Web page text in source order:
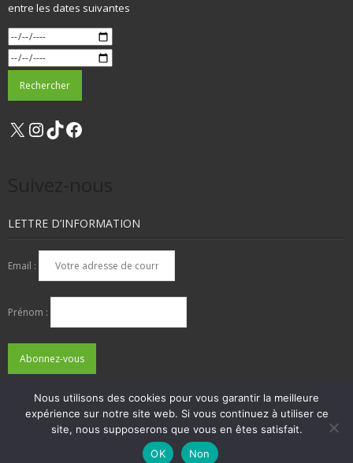
entre les dates suivantes
X Instagram
TikTok
LETTRE D’INFORMATION
Email :
Prénom :
ADHÉSIONS, DONS, CONTACT
MENTIONS LÉGALES
Think Up Themes Ltd. Powered by
Nous utilisons des cookies pour vous garantir la meilleure
expérience sur notre site web. Si vous continuez à utiliser ce
site, nous supposerons que vous en êtes satisfait.
OK
Non